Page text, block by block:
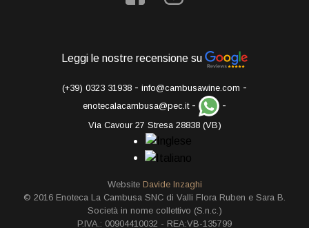
Leggi le nostre recensione su
(+39) 0323 31938 - info@cambusawine.com -
enotecalacambusa@pec.it- -
Via Cavour 27 Stresa 28838 (VB)
Website Davide Inzaghi
© 2016 Enoteca La Cambusa SNC di Valli Flora Ruben e Sara B.
Società in nome collettivo (S.n.c.)
P.IVA.: 00904410032 - REA:VB-135799